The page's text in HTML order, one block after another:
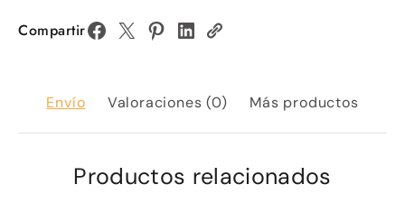
Compartir
Envío Valoraciones (0) Más productos
Productos relacionados